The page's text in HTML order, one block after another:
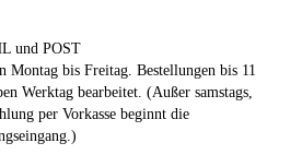
Montag bis Freitag. Bestellungen bis 11
Werktag bearbeitet. (Außer samstags,
per Vorkasse beginnt die